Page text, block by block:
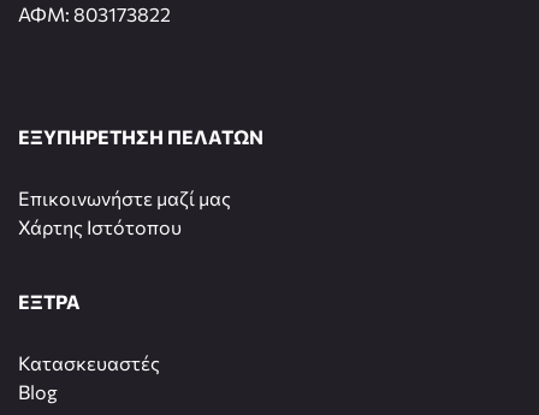
ΑΦΜ: 803173822
ΕΞΥΠΗΡΕΤΗΣΗ ΠΕΛΑΤΩΝ
Επικοινωνήστε μαζί μας
Χάρτης Ιστότοπου
ΕΞΤΡΑ
Κατασκευαστές
Blog